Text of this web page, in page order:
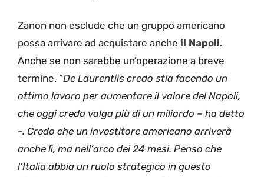
Zanon non esclude che un gruppo americano
possa arrivare ad acquistare anche il Napoli.
Anche se non sarebbe un’operazione a breve
termine. “De Laurentiis credo stia facendo un
ottimo lavoro per aumentare il valore del Napoli,
che oggi credo valga più di un miliardo – ha detto
-. Credo che un investitore americano arriverà
anche lì, ma nell’arco dei 24 mesi. Penso che
l’Italia abbia un ruolo strategico in questo